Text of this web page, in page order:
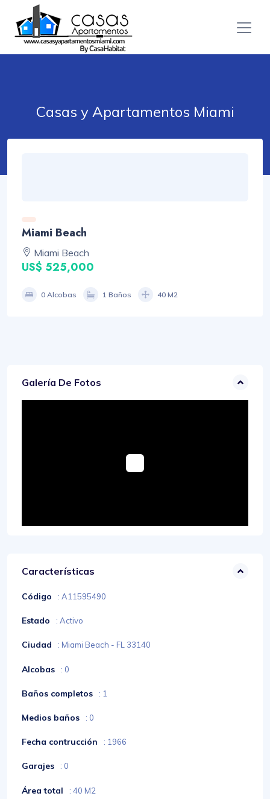
Casas y Apartamentos Miami
Miami Beach
Miami Beach
US$ 525,000
0 Alcobas 1 Baños 40 M2
Galería De Fotos
Características
Código : A11595490
Estado : Activo
Ciudad : Miami Beach - FL 33140
Alcobas : 0
Baños completos : 1
Medios baños : 0
Fecha contrucción : 1966
Garajes : 0
Área total : 40 M2